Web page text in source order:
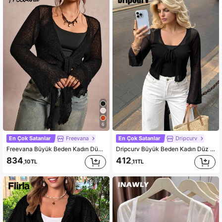
6
En Çok Satanlar Freevana
Freevana Büyük Beden Kadın Düz Renk Geniş Kollu Önden Bağlamalı Hırka Siyah File Üst Şeffaf Hırka Önden Bağlamalı Siyah Şeffaf Üst Bolero Şal Cadılar Bayramı Dışarı Çıkma File Üst Örgü Kazak Okul Öğretmeni Batı Tarzı Vintage Kış Sonbahar Büyük Beden Boho Eski Zengin Kış Sonbahar
834,10TL
En Çok Satanlar Dripcurv
Dripcurv Büyük Beden Kadın Düz Renk Uzun Kollu Ön Bağlamalı Kısa Hırka, Kadınlar İçin Sonbahar Kıyafetleri Siyah
412,11TL